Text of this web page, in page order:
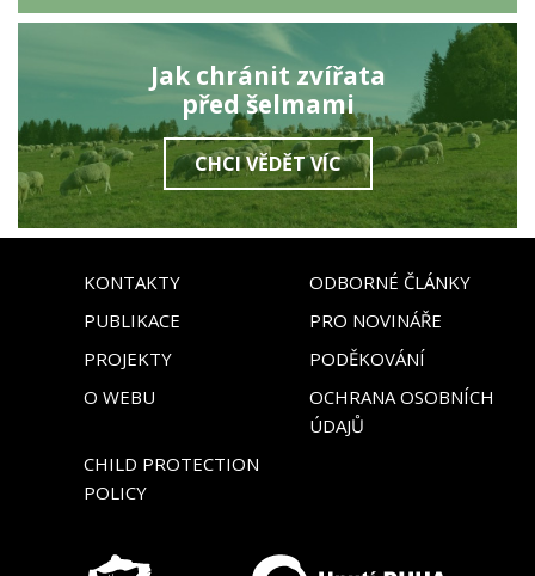
Jak chránit zvířata
před šelmami
CHCI VĚDĚT VÍC
KONTAKTY
ODBORNÉ ČLÁNKY
PUBLIKACE
PRO NOVINÁŘE
PROJEKTY
PODĚKOVÁNÍ
O WEBU
OCHRANA OSOBNÍCH
ÚDAJŮ
CHILD PROTECTION
POLICY